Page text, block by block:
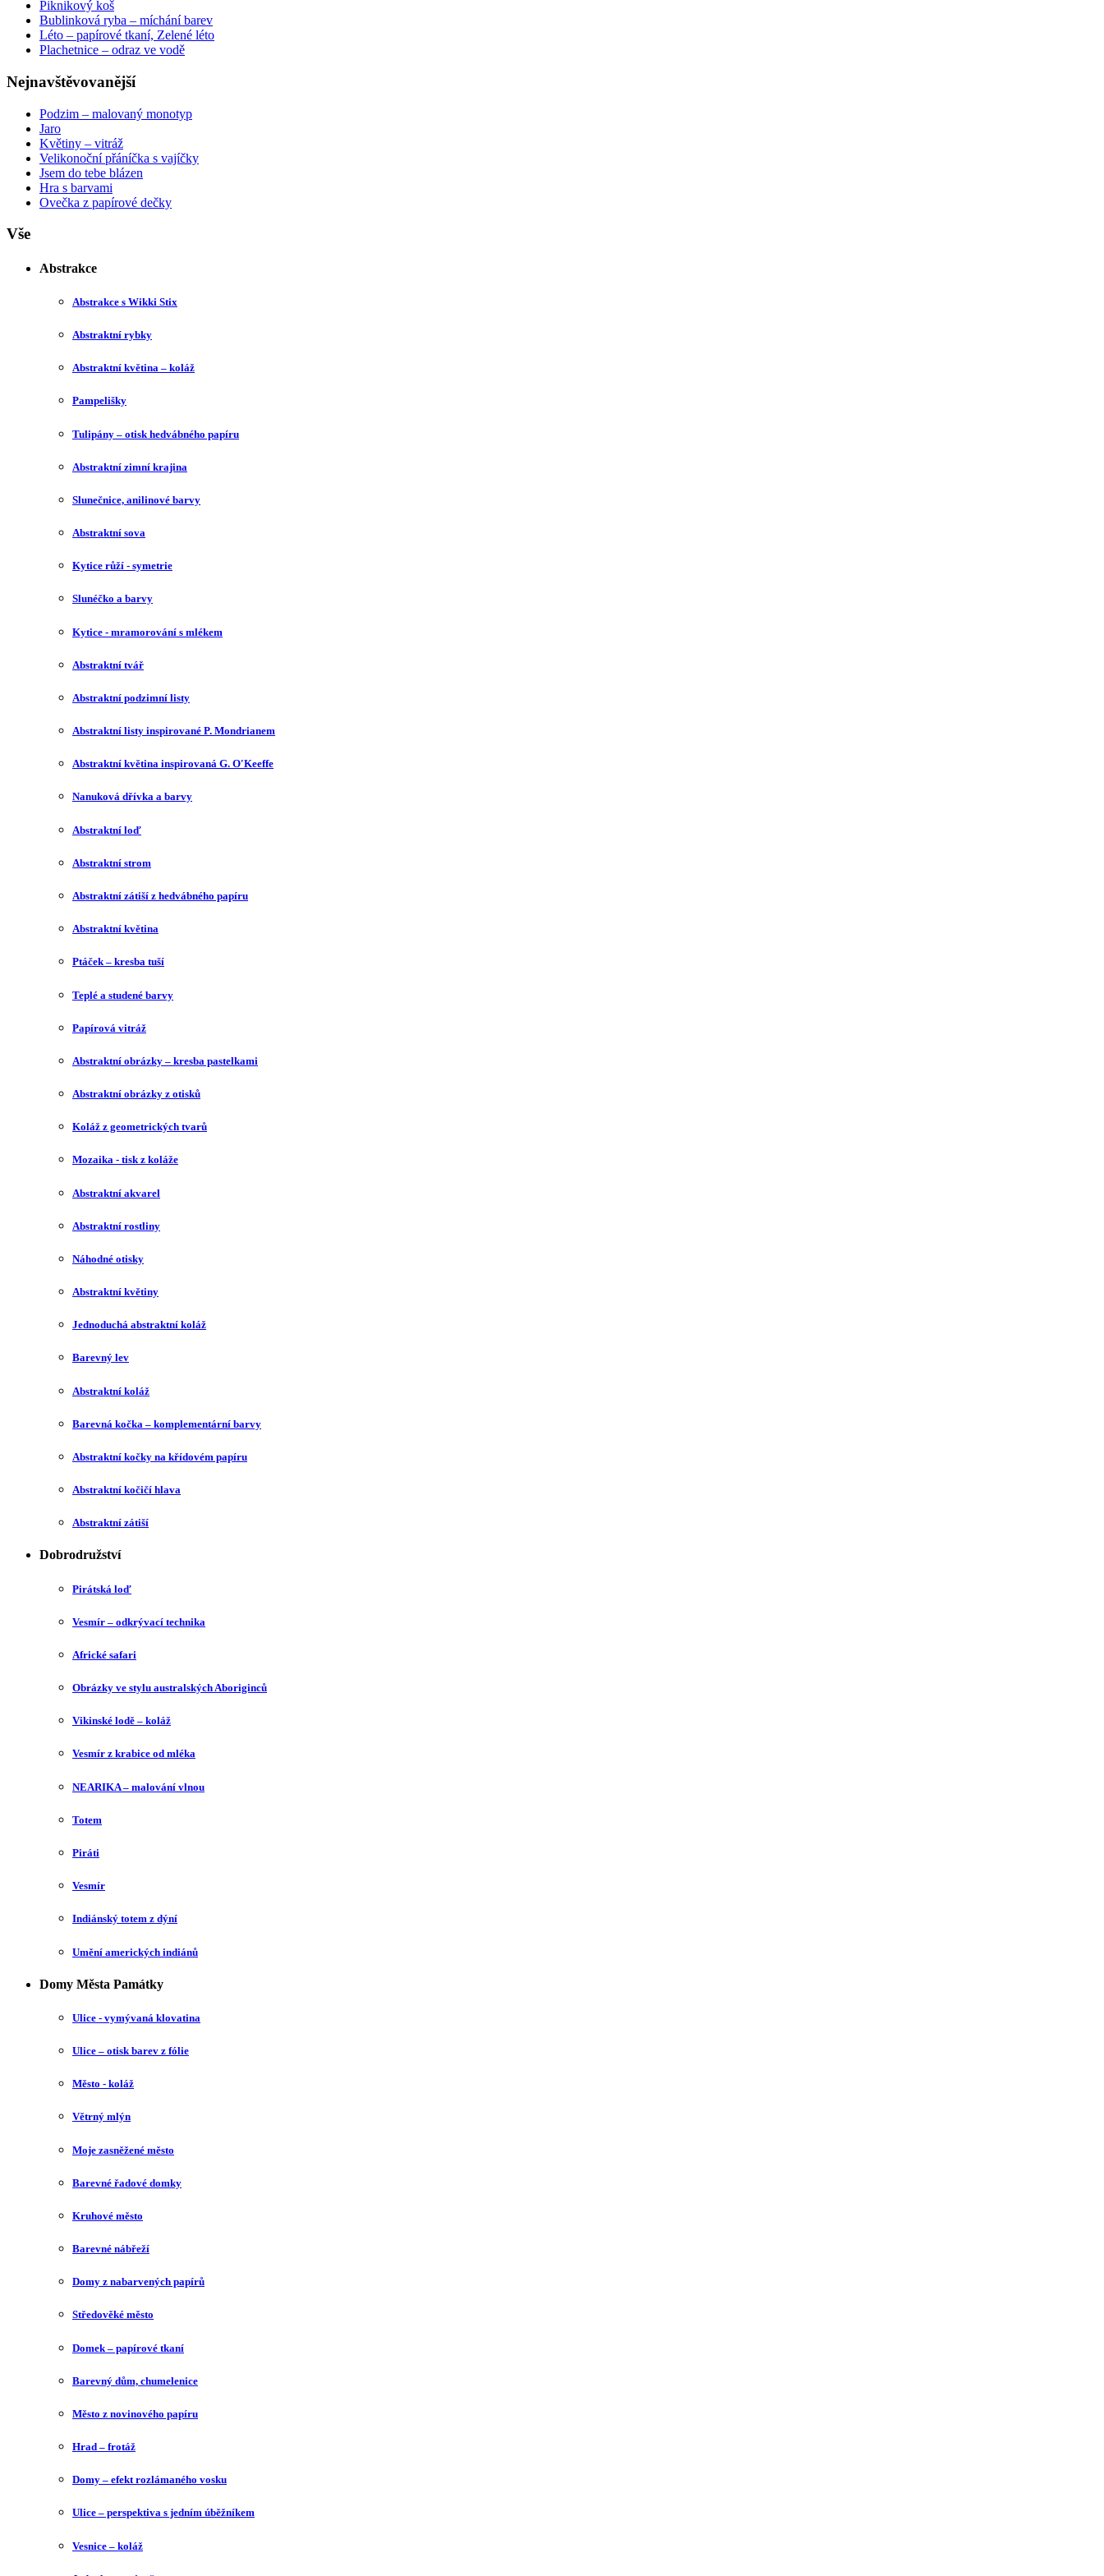
Piknikový koš
Bublinková ryba – míchání barev
Léto – papírové tkaní, Zelené léto
Plachetnice – odraz ve vodě
Nejnavštěvovanější
Podzim – malovaný monotyp
Jaro
Květiny – vitráž
Velikonoční přáníčka s vajíčky
Jsem do tebe blázen
Hra s barvami
Ovečka z papírové dečky
Vše
Abstrakce
Abstrakce s Wikki Stix
Abstraktní rybky
Abstraktní květina – koláž
Pampelišky
Tulipány – otisk hedvábného papíru
Abstraktní zimní krajina
Slunečnice, anilinové barvy
Abstraktní sova
Kytice růží - symetrie
Slunéčko a barvy
Kytice - mramorování s mlékem
Abstraktní tvář
Abstraktní podzimní listy
Abstraktní listy inspirované P. Mondrianem
Abstraktní květina inspirovaná G. O′Keeffe
Nanuková dřívka a barvy
Abstraktní loď
Abstraktní strom
Abstraktní zátiší z hedvábného papíru
Abstraktní květina
Ptáček – kresba tuší
Teplé a studené barvy
Papírová vitráž
Abstraktní obrázky – kresba pastelkami
Abstraktní obrázky z otisků
Koláž z geometrických tvarů
Mozaika - tisk z koláže
Abstraktní akvarel
Abstraktní rostliny
Náhodné otisky
Abstraktní květiny
Jednoduchá abstraktní koláž
Barevný lev
Abstraktní koláž
Barevná kočka – komplementární barvy
Abstraktní kočky na křídovém papíru
Abstraktní kočičí hlava
Abstraktní zátiší
Dobrodružství
Pirátská loď
Vesmír – odkrývací technika
Africké safari
Obrázky ve stylu australských Aboriginců
Vikinské lodě – koláž
Vesmír z krabice od mléka
NEARIKA – malování vlnou
Totem
Piráti
Vesmír
Indiánský totem z dýní
Umění amerických indiánů
Domy Města Památky
Ulice - vymývaná klovatina
Ulice – otisk barev z fólie
Město - koláž
Větrný mlýn
Moje zasněžené město
Barevné řadové domky
Kruhové město
Barevné nábřeží
Domy z nabarvených papírů
Středověké město
Domek – papírové tkaní
Barevný dům, chumelenice
Město z novinového papíru
Hrad – frotáž
Domy – efekt rozlámaného vosku
Ulice – perspektiva s jedním úběžníkem
Vesnice – koláž